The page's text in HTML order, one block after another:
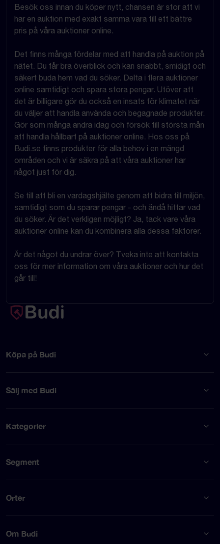
Besök oss innan du köper nytt, chansen är stor att vi
har en auktion med exakt samma vara till ett bättre
pris på våra auktioner online.
Det finns många fördelar med att handla på auktion på
nätet. Du får bra överblick och kan snabbt, smidigt och
säkert buda hem vad du söker. Delta i flera auktioner
online samtidigt och spara stora pengar. Utöver att
det är billigare gör du också en insats för klimatet när
du väljer att handla använda och begagnade produkter.
Gör som många andra idag och försök till största mån
att handla hållbart på auktioner online. Hos oss på
Budi.se finns produkter för alla behov i en mängd
områden och vi är säkra på att våra auktioner har
något just för dig.
Se till att bli en vardagshjälte genom att bidra till miljön,
samtidigt som du sparar pengar - och ändå hittar vad
du söker. Är det verkligen möjligt? Ja, tack vare våra
auktioner online kan du kombinera alla dessa faktorer.
Är det något du undrar över? Tveka inte att kontakta
oss för mer information om våra auktioner och hur det
går till!
Köpa på Budi
Sälj med Budi
Kategorier
Segment
Orter
Om Budi